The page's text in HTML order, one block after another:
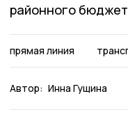
районного
прямая линия
Автор: Инна Гущина